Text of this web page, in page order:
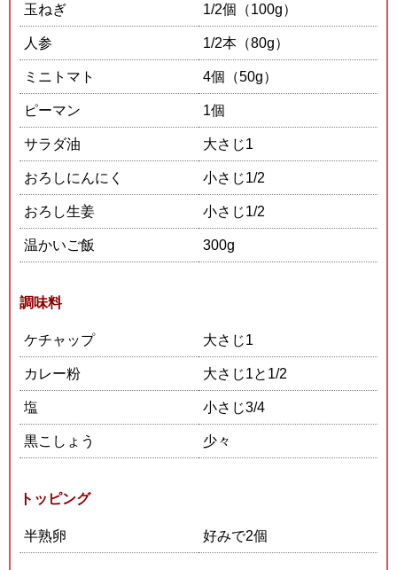
玉ねぎ 1/2個（100g）
人参 1/2本（80g）
ミニトマト 4個（50g）
ピーマン 1個
サラダ油 大さじ1
おろしにんにく 小さじ1/2
おろし生姜 小さじ1/2
温かいご飯 300g
調味料
ケチャップ 大さじ1
カレー粉 大さじ1と1/2
塩 小さじ3/4
黒こしょう 少々
トッピング
半熟卵 好みで2個